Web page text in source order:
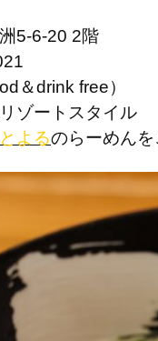
6-20 2階
＆drink free）
ゾートスタイル
よるのらーめんを